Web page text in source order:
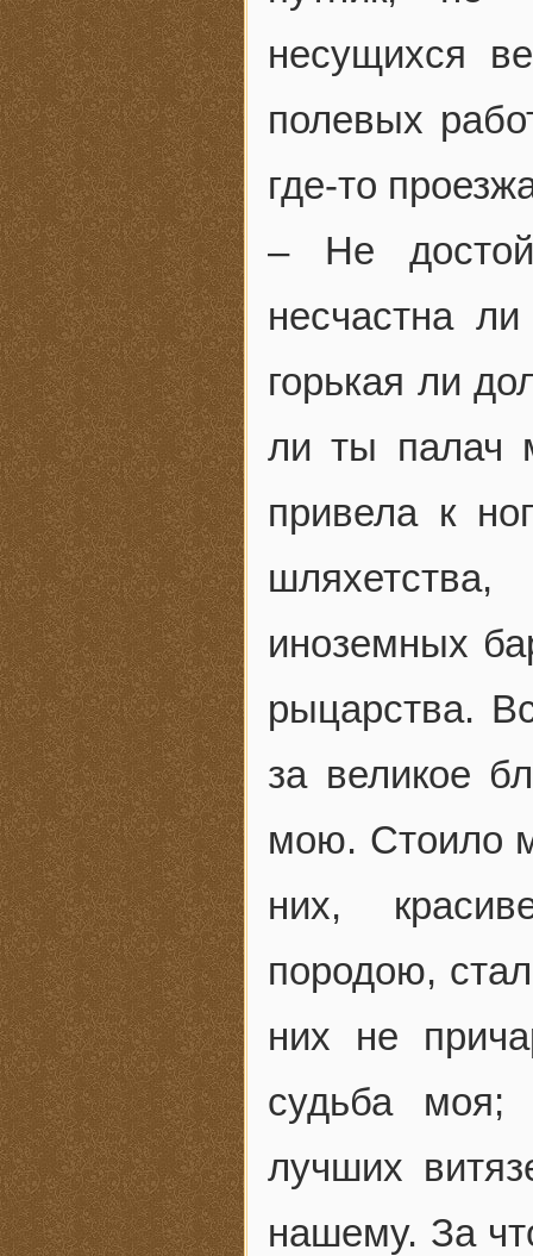
несущихся
полевых
где-то
– Не
несчастна
горькая ли
ли ты палач
привела к
иноземных
рыцарства.
за великое
мою. Стоило
них,
породою,
них не
судьба моя;
лучших
нашему. За